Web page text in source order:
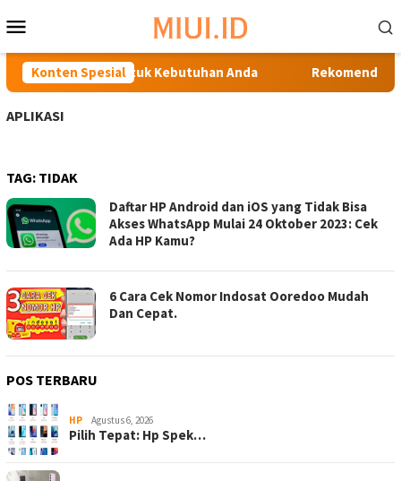
ke
kontenMobile
Konten Spesial
Terbaik untuk Kebutuhan Anda Rekomendasi
APLIKASI
TAG: TIDAK
Daftar HP Android dan iOS yang Tidak Bisa
Akses WhatsApp Mulai 24 Oktober 2023: Cek
Ada HP Kamu?
6 Cara Cek Nomor Indosat Ooredoo Mudah
Dan Cepat.
POS TERBARU
HP Agustus 6, 2026
Pilih Tepat: Hp Spek…